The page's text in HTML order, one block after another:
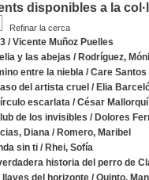
disponibles a la
Refinar la cerca
/Vicente Muñoz Puelles
y las abejas / Rodríguez,
entre la niebla /Care Santos
del artista cruel / Elia
escarlata /César Mallorquí
de los invisibles / Dolores
Diana / Romero, Maribel
sin ti / Rhei, Sofía
historia del perro de
llaves del horizonte /Quinto,